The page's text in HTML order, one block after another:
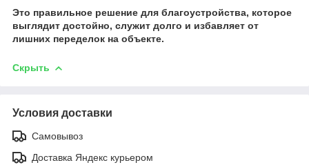
Это правильное решение для благоустройства, которое
выглядит достойно, служит долго и избавляет от
лишних переделок на объекте.
Скрыть
Условия доставки
Самовывоз
Доставка Яндекс курьером